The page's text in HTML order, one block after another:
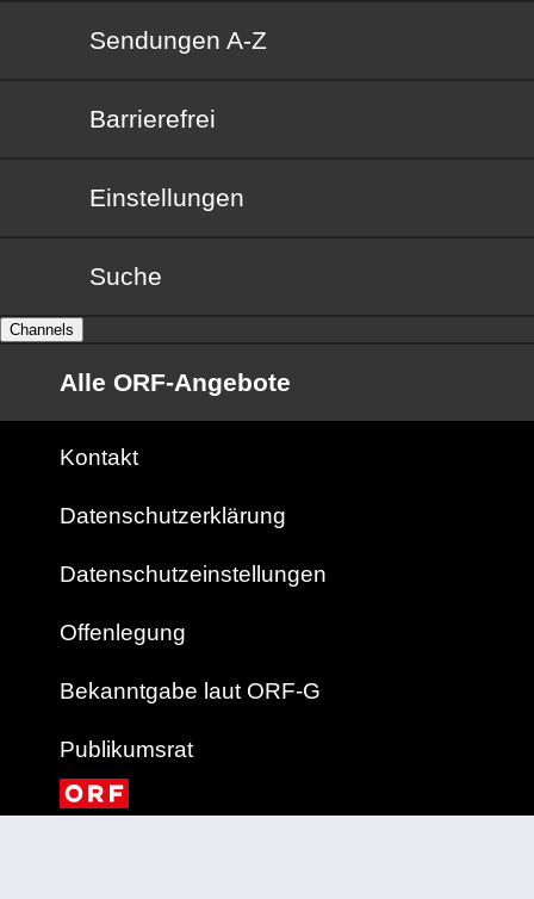
Sendungen von A bis Z
Sendungen A-Z
Barrierefrei
Barrierefrei
Einstellungen
Suche
Channels
Alle ORF-Angebote
Kontakt
Datenschutzerklärung
Datenschutzeinstellungen
Offenlegung
Bekanntgabe laut ORF-G
Publikumsrat